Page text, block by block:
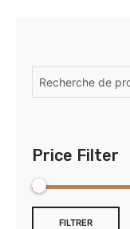
Price Filter
FILTRER